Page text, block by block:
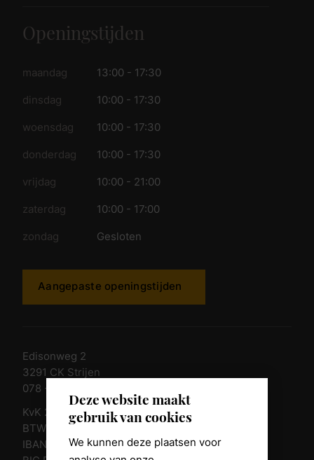
Deze website maakt
gebruik van cookies
We kunnen deze plaatsen voor
Openingstijden
maandag 13:00 - 17:30
dinsdag 10:00 - 17:30
woensdag 10:00 - 17:30
donderdag 10:00 - 17:30
vrijdag 10:00 - 21:00
zaterdag 10:00 - 17:00
zondag Gesloten
Aangepaste openingstijden
Edisonweg 2
3291 CK Strijen
078 - 674 84 85
KvK 23011135
BTW nr. NL 805098938.B.01
IBAN NL10 RABO 0361 8039 58